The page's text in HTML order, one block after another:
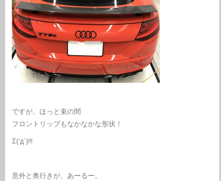
ですが、ほっと束の間
フロントリップもなかなかな形状！
Σ(′д‵)!!!
意外と奥行きが、あーるー。